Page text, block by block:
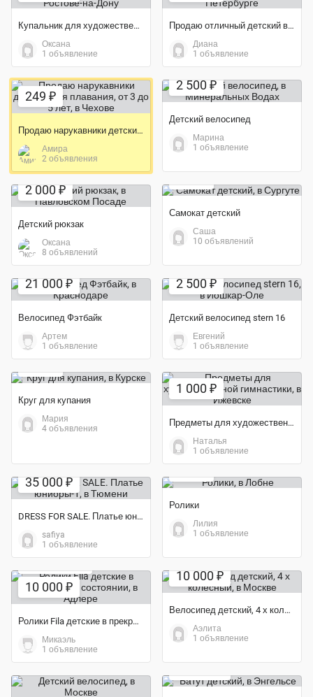
Купальник для художественной гимнастики
Оксана
1 объявление
Продаю отличный детский велосипед!
Диана
1 объявление
249 ₽
Продаю нарукавники детские для плавания, от 3 до 5 лет
Амира
2 объявления
2 500 ₽
Детский велосипед
Марина
1 объявление
2 000 ₽
Детский рюкзак
Оксана
8 объявлений
Самокат детский
Саша
10 объявлений
21 000 ₽
Велосипед Фэтбайк
Артем
1 объявление
2 500 ₽
Детский велосипед stern 16
Евгений
1 объявление
Экономия 40%
Круг для купания
Мария
4 объявления
1 000 ₽
Предметы для художественной гимнастики
Наталья
1 объявление
35 000 ₽
DRESS FOR SALE. Платье юниоры-1
safiya
1 объявление
Ролики
Лилия
1 объявление
10 000 ₽
Ролики Fila детские в прекрасном состоянии
Микаэль
1 объявление
10 000 ₽
Велосипед детский, 4 х колесный
Аэлита
1 объявление